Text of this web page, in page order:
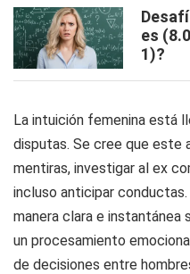
es
1)?
La intuición femenina está
disputas. Se cree que este
mentiras, investigar al ex
incluso anticipar
manera clara e instantánea
un procesamiento
de decisiones entre